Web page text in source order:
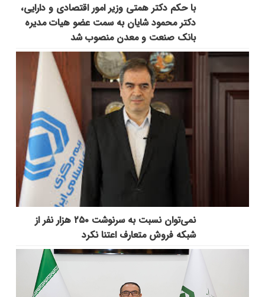
با حکم دکتر همتی وزیر امور اقتصادی و دارایی،
دکتر محمود شایان به سمت عضو هیات مدیره
بانک صنعت و معدن منصوب شد
نمی‌توان نسبت به سرنوشت ۲۵۰ هزار نفر از
شبکه فروش متعارف اعتنا نکرد